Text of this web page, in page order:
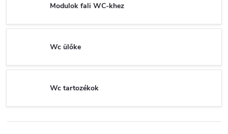
Modulok fali WC-khez
Wc ülőke
Wc tartozékok